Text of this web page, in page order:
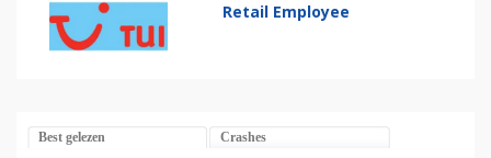
Retail Employee
Best gelezen Crashes